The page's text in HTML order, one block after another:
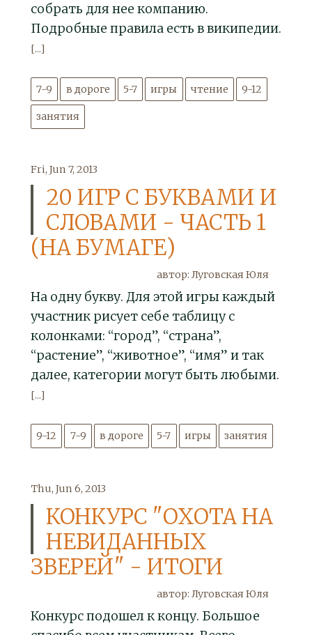
собрать для нее компанию.
Подробные правила есть в википедии.
[...]
7-9 в дороге 5-7 игры чтение 9-12
занятия
Fri, Jun 7, 2013
20 ИГР С БУКВАМИ И
СЛОВАМИ - ЧАСТЬ 1
(НА БУМАГЕ)
автор: Луговская Юля
На одну букву. Для этой игры каждый
участник рисует себе таблицу с
колонками: “город”, “страна”,
“растение”, “животное”, “имя” и так
далее, категории могут быть любыми.
[...]
9-12 7-9 в дороге 5-7 игры занятия
Thu, Jun 6, 2013
КОНКУРС "ОХОТА НА
НЕВИДАННЫХ
ЗВЕРЕЙ" - ИТОГИ
автор: Луговская Юля
Конкурс подошел к концу. Большое